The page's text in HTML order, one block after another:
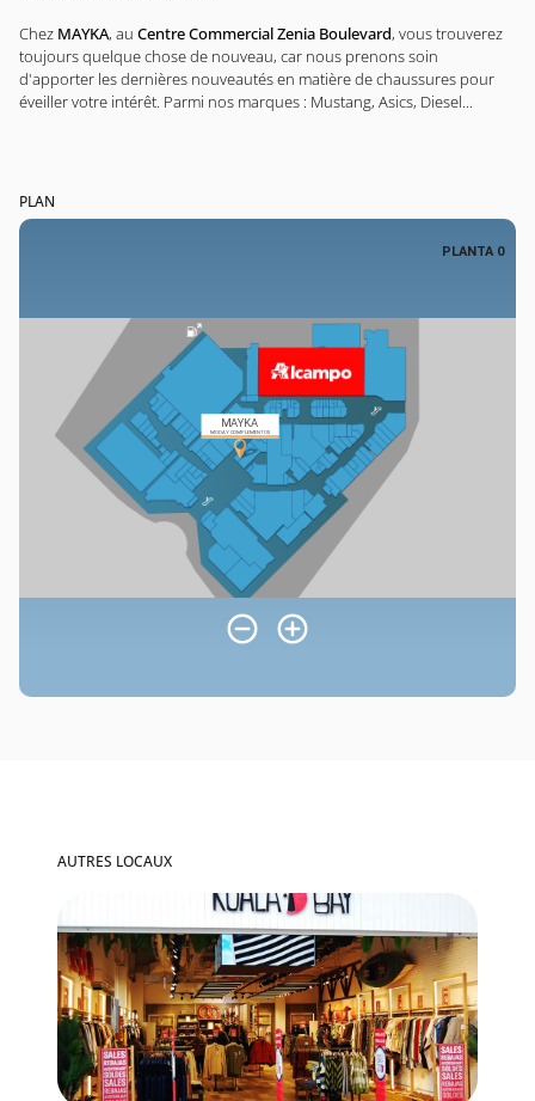
Chez MAYKA, au Centre Commercial Zenia Boulevard, vous trouverez
toujours quelque chose de nouveau, car nous prenons soin
d'apporter les dernières nouveautés en matière de chaussures pour
éveiller votre intérêt. Parmi nos marques : Mustang, Asics, Diesel...
PLAN
AUTRES LOCAUX